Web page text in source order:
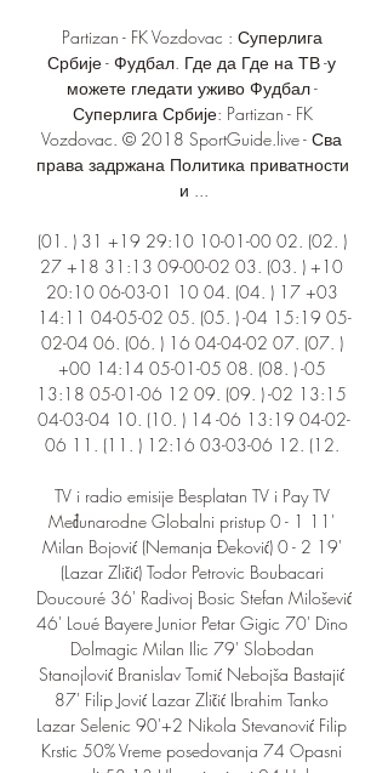
Partizan - FK Vozdovac : Суперлига
Србије - Фудбал. Где да Где на ТВ -у
можете гледати уживо Фудбал -
Суперлига Србије: Partizan - FK
Vozdovac. © 2018 SportGuide.live - Сва
права задржана Политика приватности
и ...
(01. ) 31 +19 29:10 10-01-00 02. (02. )
27 +18 31:13 09-00-02 03. (03. ) +10
20:10 06-03-01 10 04. (04. ) 17 +03
14:11 04-05-02 05. (05. ) -04 15:19 05-
02-04 06. (06. ) 16 04-04-02 07. (07. )
+00 14:14 05-01-05 08. (08. ) -05
13:18 05-01-06 12 09. (09. ) -02 13:15
04-03-04 10. (10. ) 14 -06 13:19 04-02-
06 11. (11. ) 12:16 03-03-06 12. (12.
TV i radio emisije Besplatan TV i Pay TV
Međunarodne Globalni pristup 0 - 1 11'
Milan Bojović (Nemanja Đeković) 0 - 2 19'
(Lazar Zličić) Todor Petrovic Boubacari
Doucouré 36' Radivoj Bosic Stefan Milošević
46' Loué Bayere Junior Petar Gigic 70' Dino
Dolmagic Milan Ilic 79' Slobodan
Stanojlović Branislav Tomić Nebojša Bastajić
87' Filip Jović Lazar Zličić Ibrahim Tanko
Lazar Selenic 90'+2 Nikola Stevanović Filip
Krstic 50% Vreme posedovanja 74 Opasni